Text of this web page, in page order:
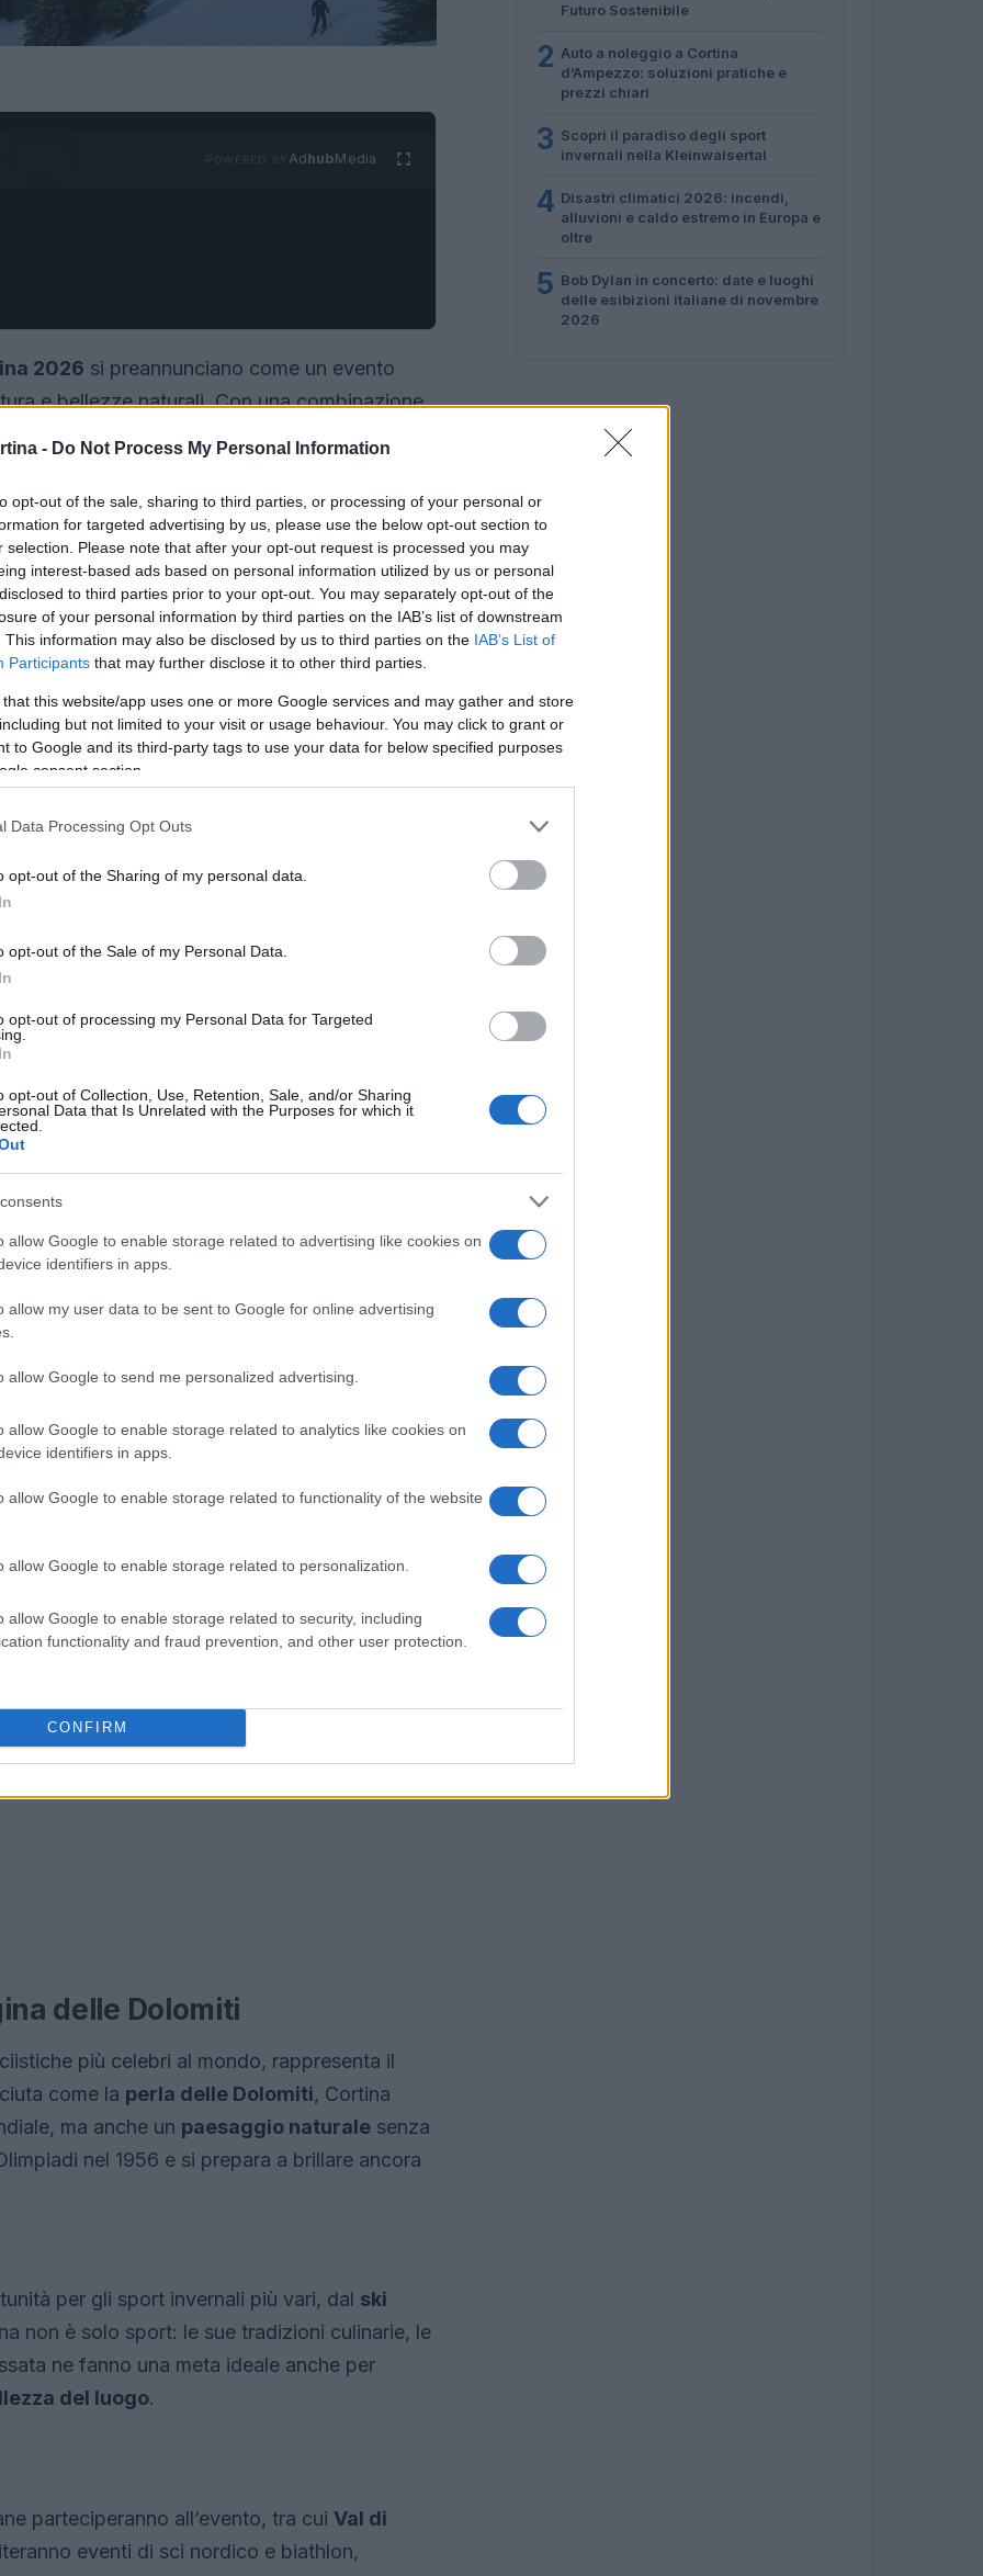
- Do Not Process My Personal Information
opt-out of the sale, sharing to third parties, or processing of your personal or
for targeted advertising by us, please use the below opt-out section to
selection. Please note that after your opt-out request is processed you may
interest-based ads based on personal information utilized by us or personal
to third parties prior to your opt-out. You may separately opt-out of the
of your personal information by third parties on the IAB’s list of downstream
This information may also be disclosed by us to third parties on the IAB’s List of
Participants that may further disclose it to other third parties.
that this website/app uses one or more Google services and may gather and store
but not limited to your visit or usage behaviour. You may click to grant or
to Google and its third-party tags to use your data for below specified purposes
consent section.
Data Processing Opt Outs
opt-out of the Sharing of my personal data.
opt-out of the Sale of my Personal Data.
opt-out of processing my Personal Data for Targeted
opt-out of Collection, Use, Retention, Sale, and/or Sharing
Data that Is Unrelated with the Purposes for which it
allow Google to enable storage related to advertising like cookies on
identifiers in apps.
allow my user data to be sent to Google for online advertising
allow Google to send me personalized advertising.
allow Google to enable storage related to analytics like cookies on
identifiers in apps.
allow Google to enable storage related to functionality of the website
allow Google to enable storage related to personalization.
allow Google to enable storage related to security, including
functionality and fraud prevention, and other user protection.
CONFIRM
AdhubMedia
2026 si preannunciano come un evento
e bellezze naturali. Con una combinazione
mozzafiato, queste Olimpiadi promettono
solo per gli atleti, ma anche per il pubblico
di questo evento, mettendo in luce le
le Olimpiadi 2026 un’occasione per
e dello sport
la sua
le cerimonie di apertura e chiusura, oltre
atleti provenienti da ogni angolo del mondo.
di attrazioni turistiche. Il
Duomo di
al mondo, rappresenta un must per ogni
Sforzesco, un’imponente fortezza che
di cultura, il
Teatro alla Scala
storicità e alla tradizione operistica che lo
delle Dolomiti
più celebri al mondo, rappresenta il
come la perla delle Dolomiti, Cortina
ma anche un paesaggio naturale senza
nel 1956 e si prepara a brillare ancora
per gli sport invernali più vari, dal ski
non è solo sport: le sue tradizioni culinarie, le
ne fanno una meta ideale anche per
del luogo.
parteciperanno all’evento, tra cui Val di
eventi di sci nordico e biathlon,
Futuro Sostenibile
2 Auto a noleggio a Cortina
d’Ampezzo: soluzioni pratiche e
prezzi chiari
3 Scopri il paradiso degli sport
invernali nella Kleinwalsertal
4 Disastri climatici 2026: incendi,
alluvioni e caldo estremo in Europa e
oltre
5 Bob Dylan in concerto: date e luoghi
delle esibizioni italiane di novembre
2026